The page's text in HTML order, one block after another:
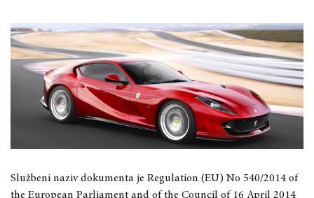
Službeni naziv dokumenta je Regulation (EU) No 540/2014 of
the European Parliament and of the Council of 16 April 2014